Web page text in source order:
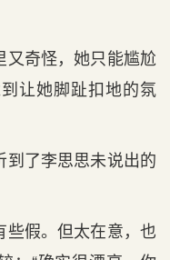
奇怪，她只能尴尬
让她脚趾扣地的氛
了李思思未说出的
假。但太在意，也